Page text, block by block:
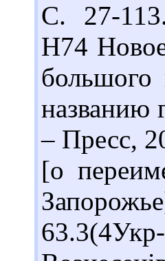
С. 27-
Н74
названию
– Пресс,
[о